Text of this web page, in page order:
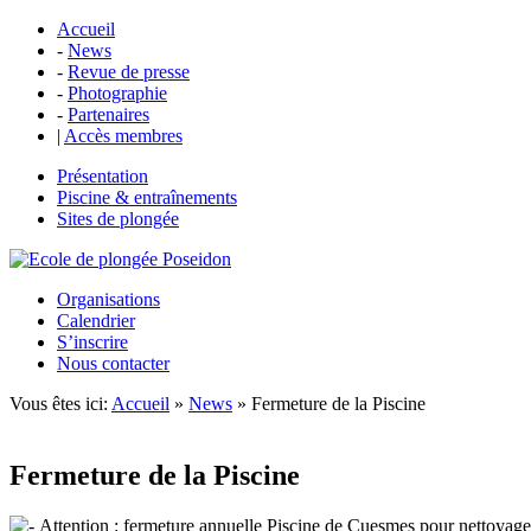
Accueil
- News
- Revue de presse
- Photographie
- Partenaires
| Accès membres
Présentation
Piscine & entraînements
Sites de plongée
Organisations
Calendrier
S’inscrire
Nous contacter
Vous êtes ici: Accueil » News » Fermeture de la Piscine
Fermeture de la Piscine
Attention : fermeture annuelle Piscine de Cuesmes pour